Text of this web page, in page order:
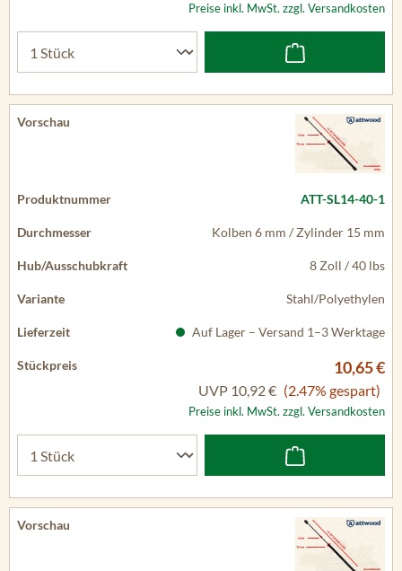
Preise inkl. MwSt. zzgl. Versandkosten
ATT-SL14-40-1
Kolben 6 mm / Zylinder 15 mm
8 Zoll / 40 lbs
Stahl/Polyethylen
Auf Lager – Versand 1–3 Werktage
10,65 €
UVP 10,92 € (2.47% gespart)
Preise inkl. MwSt. zzgl. Versandkosten